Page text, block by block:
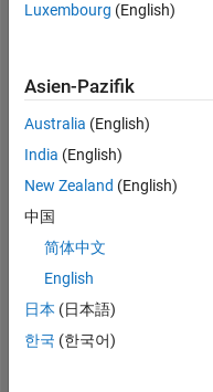
Statistik
File Exchange
BEITRÄGE
1
Luxembourg (English)
Asien-Pazifik
Australia (English)
India (English)
New Zealand (English)
中国
简体中文
English
日本 (日本語)
한국 (한국어)